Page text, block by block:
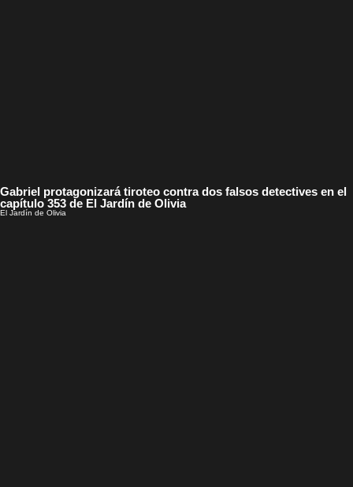
Gabriel protagonizará tiroteo contra dos falsos detectives en el
capítulo 353 de El Jardín de Olivia
El Jardín de Olivia